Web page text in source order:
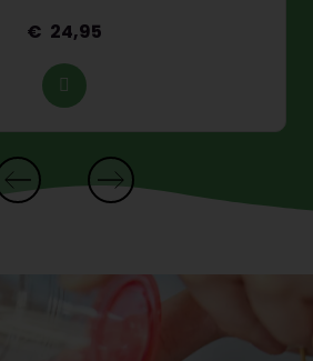
24,95